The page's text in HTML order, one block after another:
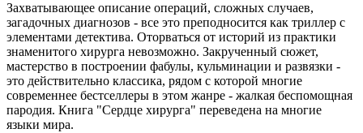
Захватывающее описание операций, сложных случаев,
загадочных диагнозов - все это преподносится как триллер с
элементами детектива. Оторваться от историй из практики
знаменитого хирурга невозможно. Закрученный сюжет,
мастерство в построении фабулы, кульминации и развязки -
это действительно классика, рядом с которой многие
современнее бестселлеры в этом жанре - жалкая беспомощная
пародия. Книга "Сердце хирурга" переведена на многие
языки мира.